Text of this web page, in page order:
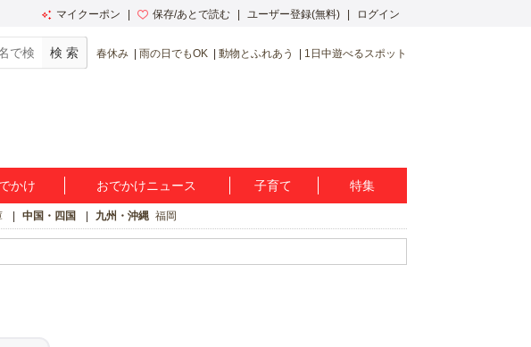
マイクーポン 保存/あとで読む ユーザー登録(無料) ログイン
春休み 雨の日でもOK 動物とふれあう 1日中遊べるスポット
かけ おでかけニュース 子育て 特集
中国・四国 九州・沖縄 福岡